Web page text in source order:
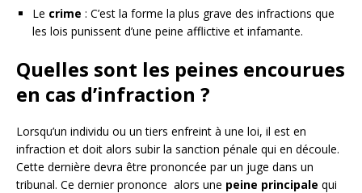
Le crime : C’est la forme la plus grave des infractions que
les lois punissent d’une peine afflictive et infamante.
Quelles sont les peines encourues
en cas d’infraction ?
Lorsqu’un individu ou un tiers enfreint à une loi, il est en
infraction et doit alors subir la sanction pénale qui en découle.
Cette dernière devra être prononcée par un juge dans un
tribunal. Ce dernier prononce alors une peine principale qui